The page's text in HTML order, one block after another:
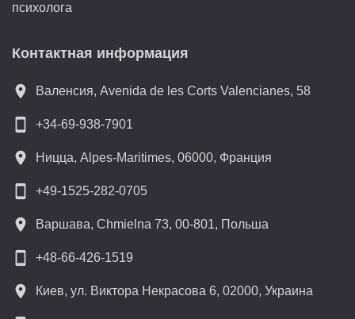
психолога
Контактная информация
location_on Валенсия, Avenida de les Corts Valencianes, 58
smartphone +34-69-938-7901
location_on Ницца, Alpes-Maritimes, 06000, Франция
smartphone +49-1525-282-0705
location_on Варшава, Chmielna 73, 00-801, Польша
smartphone +48-66-426-1519
location_on Киев, ул. Виктора Некрасова 6, 02000, Украина